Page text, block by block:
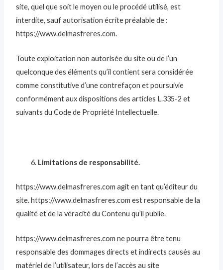
site, quel que soit le moyen ou le procédé utilisé, est
interdite, sauf autorisation écrite préalable de :
https://www.delmasfreres.com.
Toute exploitation non autorisée du site ou de l’un
quelconque des éléments qu’il contient sera considérée
comme constitutive d’une contrefaçon et poursuivie
conformément aux dispositions des articles L.335-2 et
suivants du Code de Propriété Intellectuelle.
Limitations de responsabilité.
https://www.delmasfreres.com agit en tant qu’éditeur du
site. https://www.delmasfreres.com est responsable de la
qualité et de la véracité du Contenu qu’il publie.
https://www.delmasfreres.com ne pourra être tenu
responsable des dommages directs et indirects causés au
matériel de l’utilisateur, lors de l’accès au site